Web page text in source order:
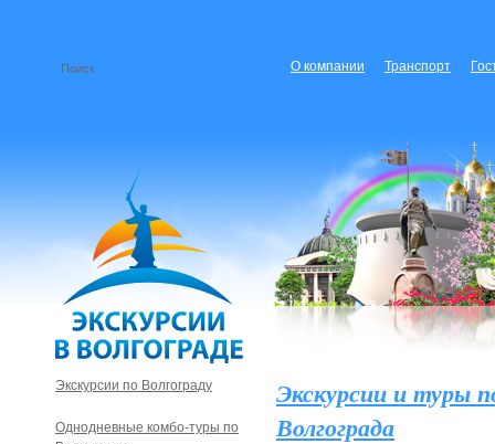
О компании Транспорт
Экскурсии и туры
Волгограда
Экскурсии по Волгограду
Однодневные комбо-туры по